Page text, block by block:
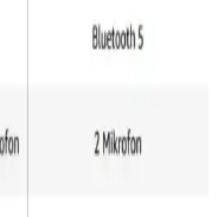
kablosuz kulaklıkların
Özellikleri ve